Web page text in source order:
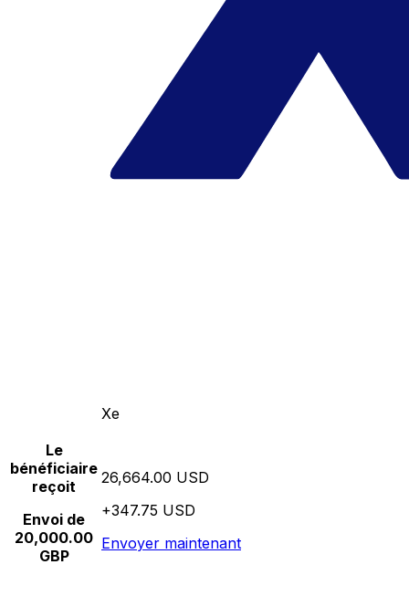
Xe
Le
bénéficiaire
reçoit
Envoi de
20,000.00
GBP
26,664.00 USD
+347.75 USD
Envoyer maintenant